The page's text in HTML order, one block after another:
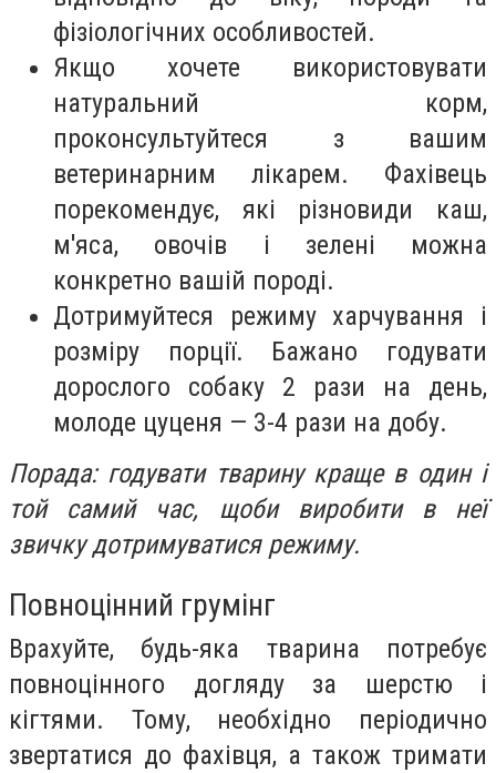
фізіологічних особливостей.
Якщо хочете використовувати
натуральний корм,
проконсультуйтеся з вашим
ветеринарним лікарем. Фахівець
порекомендує, які різновиди каш,
м'яса, овочів і зелені можна
конкретно вашій породі.
Дотримуйтеся режиму харчування і
розміру порції. Бажано годувати
дорослого собаку 2 рази на день,
молоде цуценя — 3-4 рази на добу.
Порада: годувати тварину краще в один і
той самий час, щоби виробити в неї
звичку дотримуватися режиму.
Повноцінний грумінг
Врахуйте, будь-яка тварина потребує
повноцінного догляду за шерстю і
кігтями. Тому, необхідно періодично
звертатися до фахівця, а також тримати